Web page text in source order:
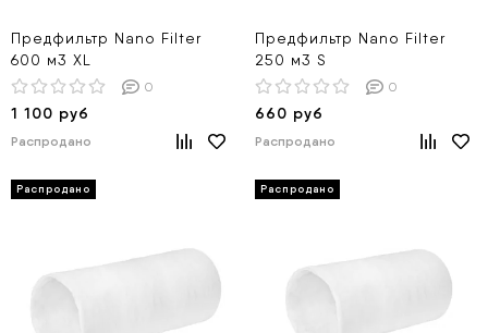
Предфильтр Nano Filter
600 м3 XL
0
1 100 руб
Распродано
Предфильтр Nano Filter
250 м3 S
0
660 руб
Распродано